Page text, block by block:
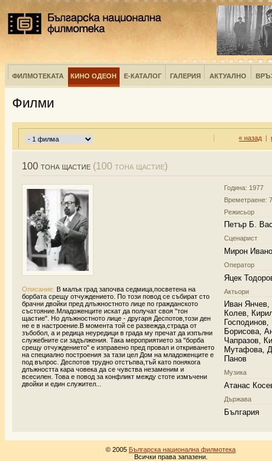
ФИЛМОТЕКАТА КИНО ОДЕОН Е-КАТАЛОГ ГАЛЕРИЯ АКТУАЛНО
Филми
« назад |
100 тона щастие (100 тона щастие)
Описание: В малък град започва седмица,посветена на
борбата срещу отчуждението. По този повод се събират сто
брачни двойки пред длъжностното лице по гражданското
състояние.Младоженците искат да получат своя "тон
щастие". Но длъжностното лице - другаря Деспотов,този ден
не е в настроение.В момента той се развежда,страда от
зъбобол, а и редица неуредици в града му пречат да изпълни
служебните си задължения. Така мероприятието за "борба
срещу отчуждението" е изправено пред провал и откриването
на специално построения за тази цел Дом на младоженците е
под въпрос. Деспотов трудно отстъпва,тъй като понякога
длъжността кара човека да се чувства незаменим и
всесилен. Това е повод за конфликт между стоте измъчени
двойки и един служител...
Година: 1977
Времетраене:
Режисьор
Петър Б.
Сценарист
Мирон
Оператор
Яцек
Актьори
Иван Янчев,
Колев,
Борисова,
Чапразов,
Мутафова,
Панов
Музика
Атанас
Държава
България
© 2005 Българска национална филмотека
Всички права запазени.